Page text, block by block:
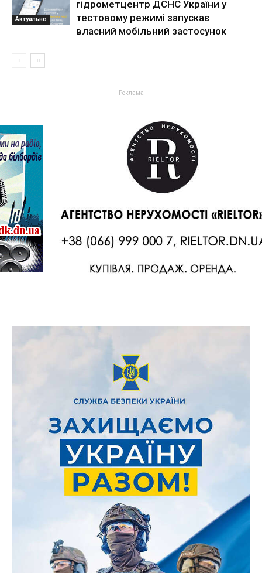
Актуально
гідрометцентр ДСНС України у
тестовому режимі запускає
власний мобільний застосунок
- Реклама -